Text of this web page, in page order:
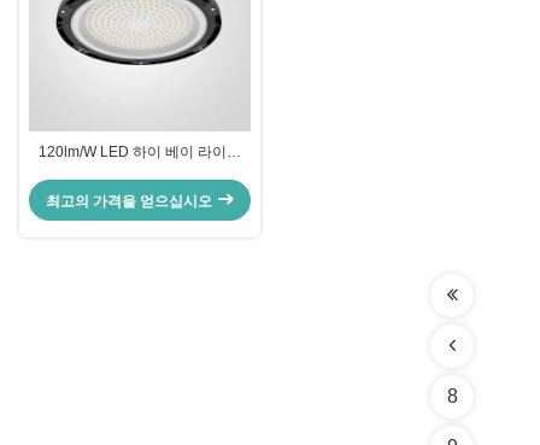
120lm/W LED 하이 베이 라이트
클래스
최고의 가격을 얻으십시오
8